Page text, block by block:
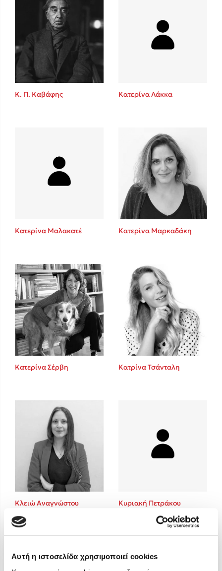
Αυτή η ιστοσελίδα χρησιμοποιεί cookies
Ιωάννης Γλωσσόπουλος
Ένας γίγαντας στο σχολείο
Δανάη Δεληγεώργη
Η μέθοδος Αφήστε τους
Δημοφιλείς Συγγραφείς
Φυστίκι ΠουΚυλάει
Παύλος Καστανάς
El Sombrero
Στέφανος Ξενάκης
Sebastian Fitzek
Κατρίνα Τσάνταλη
Mimi Matthews
Benzamin Bécue
Rebecca Yarros
Teo Benedetti
Τζένη Κουτσοδημητροπούλου
Ali Hazelwood
Cori Doerrfeld
Pierdomenico Baccalario
Δανάη Ιμπραχήμ
Κ. Π. Καβάφης Κατερίνα Λάκκα
Κατερίνα Μαλακατέ Κατερίνα Μαρκαδάκη
Κατερίνα Σέρβη Κατρίνα Τσάνταλη
Κλειώ Αναγνώστου Κυριακή Πετράκου